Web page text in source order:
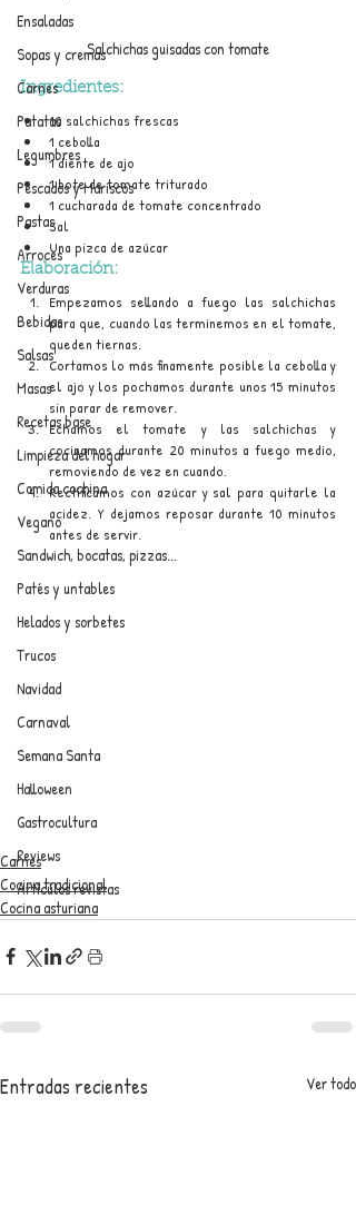
Ensaladas
Sopas y cremas
Carnes
Patatas
Legumbres
Pescados y Mariscos
Pastas
Arroces
Verduras
Bebidas
Salsas
Masas
Recetas base
Limpieza del hogar
Comida cochina
Vegano
Sandwich, bocatas, pizzas...
Patés y untables
Helados y sorbetes
Trucos
Navidad
Carnaval
Semana Santa
Halloween
Gastrocultura
Reviews
Artículos revistas
Salchichas guisadas con tomate
Ingredientes:
10 salchichas frescas
1 cebolla
1 diente de ajo
1 bote de tomate triturado
1 cucharada de tomate concentrado
Sal
Una pizca de azúcar
Elaboración:
Empezamos sellando a fuego las salchichas
para que, cuando las terminemos en el tomate,
queden tiernas.
Cortamos lo más finamente posible la cebolla y
el ajo y los pochamos durante unos 15 minutos
sin parar de remover.
Echamos el tomate y las salchichas y
cocinamos durante 20 minutos a fuego medio,
removiendo de vez en cuando.
Rectificamos con azúcar y sal para quitarle la
acidez. Y dejamos reposar durante 10 minutos
antes de servir.
Carnes
Cocina tradicional
Cocina asturiana
Entradas recientes Ver todo